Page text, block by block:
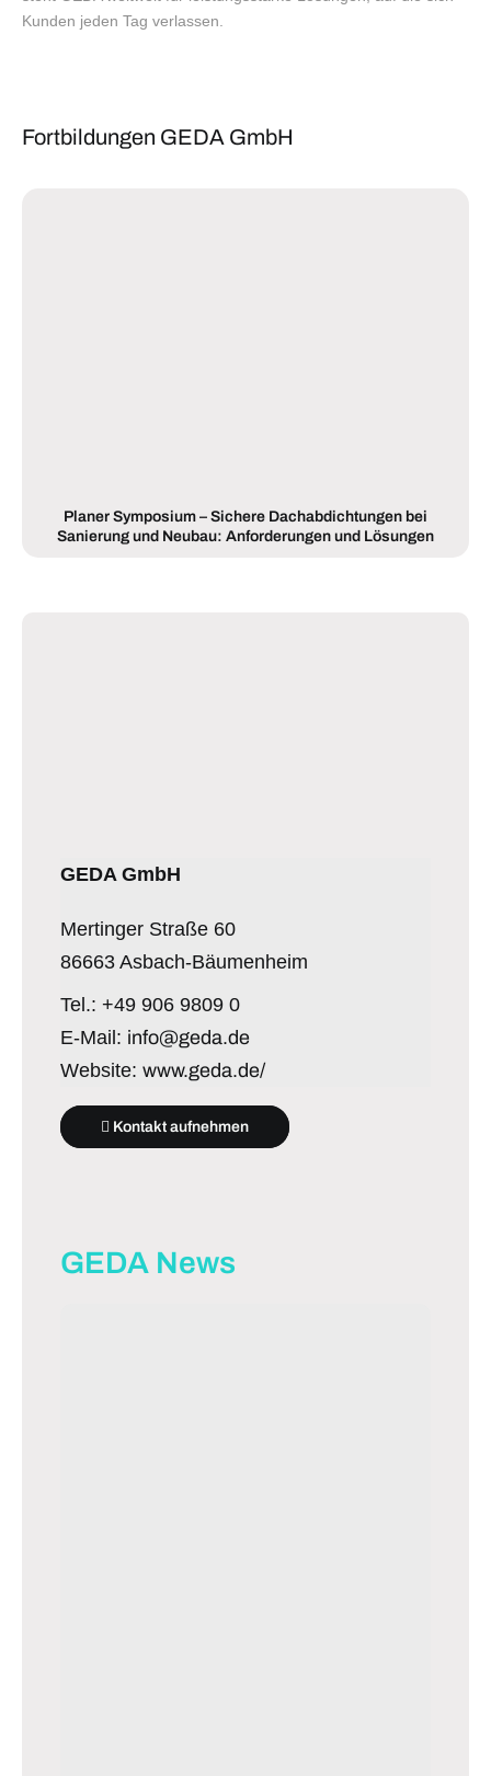
Kunden jeden Tag verlassen.
Fortbildungen GEDA GmbH
Planer Symposium – Sichere Dachabdichtungen bei
Sanierung und Neubau: Anforderungen und Lösungen
GEDA GmbH
Mertinger Straße 60
86663 Asbach-Bäumenheim
Tel.: +49 906 9809 0
E-Mail: info@geda.de
Website: www.geda.de/
Kontakt aufnehmen
GEDA News